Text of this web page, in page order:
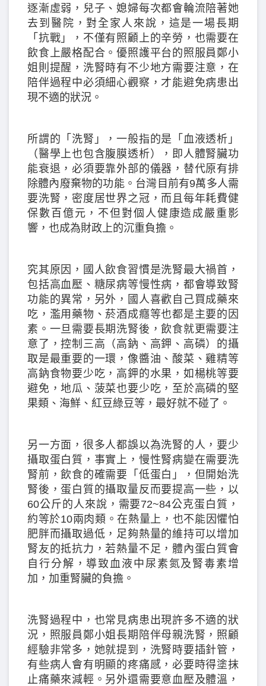
逐漸虛弱，兒子、媳婦每次都會輪流陪著她
去到醫院，對全家人來說，這是一場長期
「抗戰」，不僅有照顧上的辛勞，也需要在
飲食上嚴格配合。優照護平台的照服員鄭小
姐則提醒，洗腎時有不少地方需要注意，在
陪伴過程中必須細心觀察，才能避免病患出
現不適的狀況。
所謂的「洗腎」，一般指的是「血液透析」
（醫學上也包含腹膜透析），即人體腎臟功
能衰退，必須要靠外部的儀器，替代原有排
除體內廢棄物的功能。台灣目前有9萬多人需
要洗腎，密度居世界之冠，而且每年耗費健
保數百億元，不但對個人健康造成嚴重影
響，也成為財政上的沉重負擔。
究其原因，國人飲食習慣是洗腎最大禍首，
包括高血壓、糖尿病等慢性病，都會導致腎
功能的異常，另外，國人喜歡自己買成藥來
吃，濫用藥物、菸酒成癮等也都是主要的因
素。一旦需要長期洗腎後，飲食就更需要注
意了，控制三高（高鈉、高鉀、高磷）的攝
取是最重要的一環，像醬油、酸菜、雞精等
高鈉食物要少吃，高鉀的水果，如楊桃等要
避免，地瓜、菠菜也要少吃，至於高磷的堅
果類、海鮮、紅豆綠豆等，最好就不碰了。
另一方面，很多人都誤以為洗腎的人，要少
攝取蛋白質，事實上，慢性腎病變在需要洗
腎前，飲食的確需要「低蛋白」，但開始洗
腎後，蛋白質的攝取量反而要提高一些，以
60公斤的人來說，需要72~84公克蛋白質，
約等於10兩肉類。在熱量上，也不能因懼怕
肥胖而攝取過低，足夠熱量的維持可以增加
腎友的抵抗力，若熱量不足，體內蛋白質會
自行分解，導致血液中尿素氮及腎毒素增
加，加重腎臟的負擔。
洗腎過程中，也常見病患出現許多不適的狀
況，照服員鄭小姐長期陪伴母親洗腎，照顧
經驗非常多，她就提到，洗腎時要插針管，
有些病人會有明顯的疼痛感，必要時得塗抹
止痛藥來減輕。另外還需要意血壓及體溫，